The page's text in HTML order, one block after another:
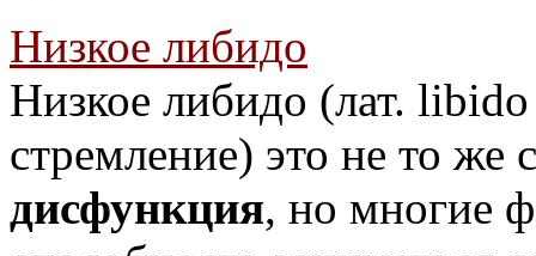
Низкое либидо
Низкое либидо (лат.
стремление) это не то же
дисфункция, но многие